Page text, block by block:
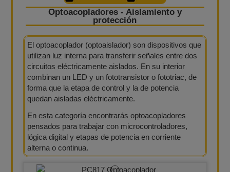
Optoacopladores - Aislamiento y
protección
El optoacoplador (optoaislador) son dispositivos que
utilizan luz interna para transferir señales entre dos
circuitos eléctricamente aislados. En su interior
combinan un LED y un fototransistor o fototriac, de
forma que la etapa de control y la de potencia
quedan aisladas eléctricamente.
En esta categoría encontrarás optoacopladores
pensados para trabajar con microcontroladores,
lógica digital y etapas de potencia en corriente
alterna o continua.